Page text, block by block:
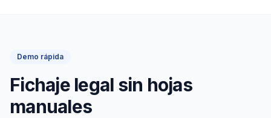
Demo rápida
Fichaje legal sin hojas
manuales